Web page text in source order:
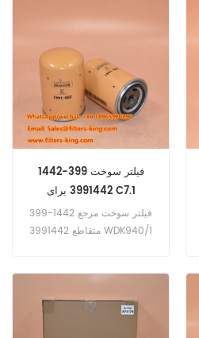
فیلتر سوخت 399-1442
3991442 برای C7.1
399-1442 فیلتر سوخت مرجع
متقاطع 3991442 WDK940/1